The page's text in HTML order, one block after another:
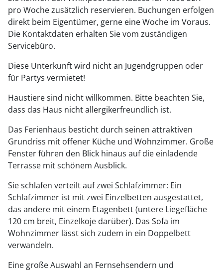
pro Woche zusätzlich reservieren. Buchungen erfolgen
direkt beim Eigentümer, gerne eine Woche im Voraus.
Die Kontaktdaten erhalten Sie vom zuständigen
Servicebüro.
Diese Unterkunft wird nicht an Jugendgruppen oder
für Partys vermietet!
Haustiere sind nicht willkommen. Bitte beachten Sie,
dass das Haus nicht allergikerfreundlich ist.
Das Ferienhaus besticht durch seinen attraktiven
Grundriss mit offener Küche und Wohnzimmer. Große
Fenster führen den Blick hinaus auf die einladende
Terrasse mit schönem Ausblick.
Sie schlafen verteilt auf zwei Schlafzimmer: Ein
Schlafzimmer ist mit zwei Einzelbetten ausgestattet,
das andere mit einem Etagenbett (untere Liegefläche
120 cm breit, Einzelkoje darüber). Das Sofa im
Wohnzimmer lässt sich zudem in ein Doppelbett
verwandeln.
Eine große Auswahl an Fernsehsendern und